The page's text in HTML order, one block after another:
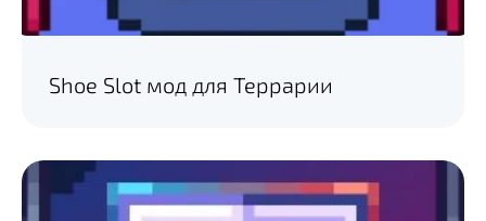
Shoe Slot мод для Террарии